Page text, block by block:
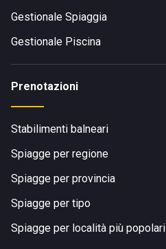
Gestionale Spiaggia
Gestionale Piscina
Prenotazioni
Stabilimenti balneari
Spiagge per regione
Spiagge per provincia
Spiagge per tipo
Spiagge per località più popolari